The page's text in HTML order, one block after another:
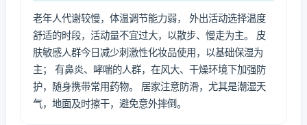
老年人代谢较慢，体温调节能力弱， 外出活动选择温度
舒适的时段，活动量不宜过大，以散步、慢走为主。 皮
肤敏感人群今日减少刺激性化妆品使用，以基础保湿为
主； 有鼻炎、哮喘的人群，在风大、干燥环境下加强防
护，随身携带常用药物。 居家注意防滑，尤其是潮湿天
气，地面及时擦干，避免意外摔倒。